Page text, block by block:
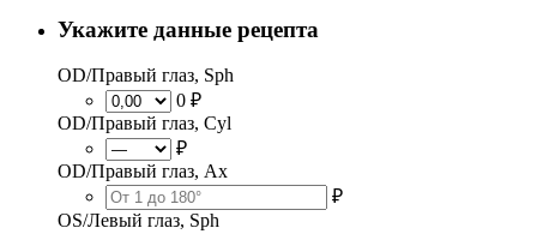
Укажите данные рецепта
OD/Правый глаз, Sph
0 ₽
OD/Правый глаз, Cyl
₽
OD/Правый глаз, Ax
₽
OS/Левый глаз, Sph